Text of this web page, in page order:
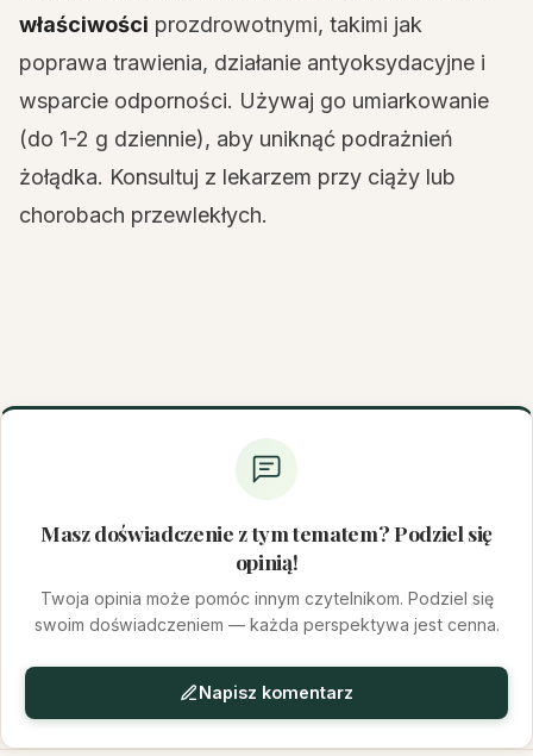
właściwości prozdrowotnymi, takimi jak
poprawa trawienia, działanie antyoksydacyjne i
wsparcie odporności. Używaj go umiarkowanie
(do 1-2 g dziennie), aby uniknąć podrażnień
żołądka. Konsultuj z lekarzem przy ciąży lub
chorobach przewlekłych.
Masz doświadczenie z tym tematem? Podziel się
opinią!
Twoja opinia może pomóc innym czytelnikom. Podziel się
swoim doświadczeniem — każda perspektywa jest cenna.
Napisz komentarz